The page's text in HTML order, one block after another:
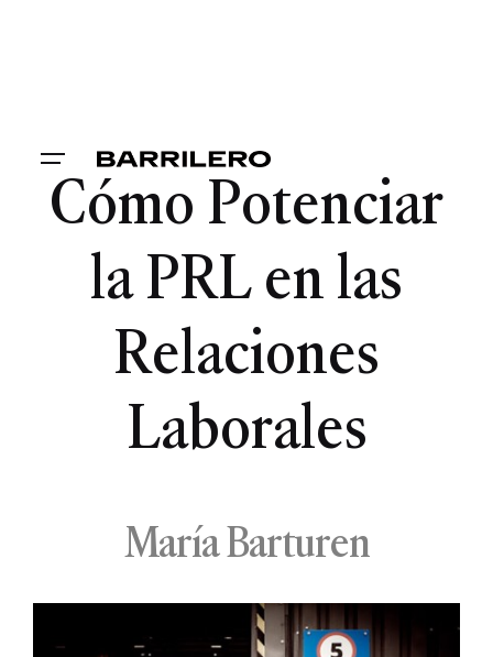
Cómo Potenciar
la PRL en las
Relaciones
Laborales
María Barturen